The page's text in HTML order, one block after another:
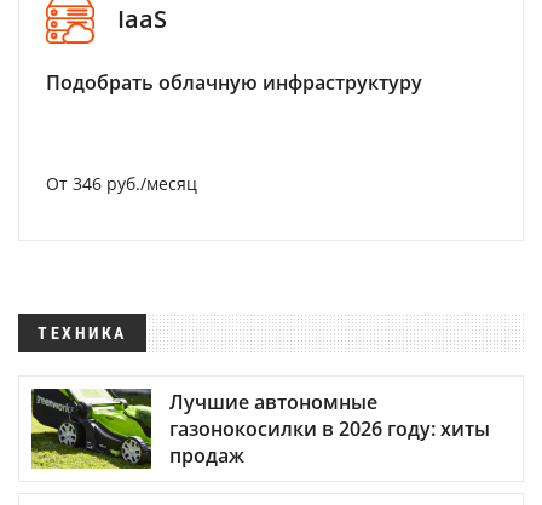
IaaS
Подобрать облачную инфраструктуру
От 346 руб./месяц
ТЕХНИКА
Лучшие автономные
газонокосилки в 2026 году: хиты
продаж